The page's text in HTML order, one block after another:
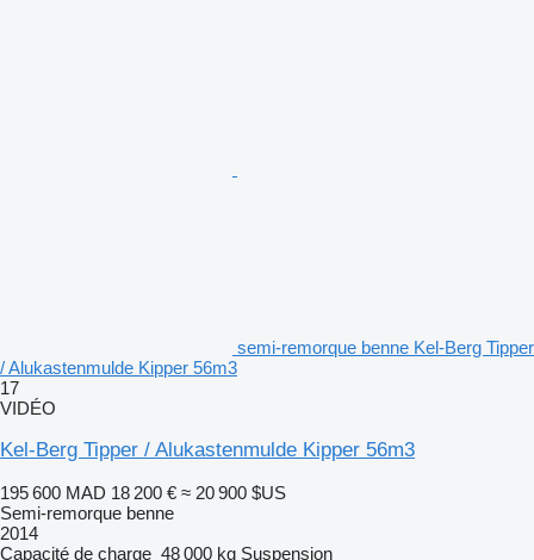
semi-remorque benne Kel-Berg Tipper
/ Alukastenmulde Kipper 56m3
17
VIDÉO
Kel-Berg Tipper / Alukastenmulde Kipper 56m3
195 600 MAD 18 200 € ≈ 20 900 $US
Semi-remorque benne
2014
Capacité de charge 48 000 kg Suspension